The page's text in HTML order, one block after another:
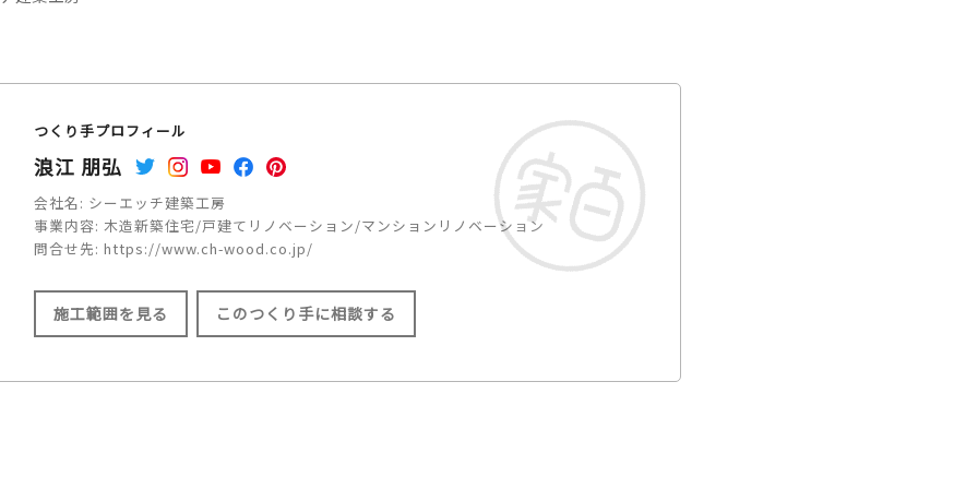
つくり手プロフィール
浪江 朋弘
会社名: シーエッチ建築工房
事業内容: 木造新築住宅/戸建てリノベーション/マンションリノベーション
問合せ先: https://www.ch-wood.co.jp/
施工範囲を見る このつくり手に相談する